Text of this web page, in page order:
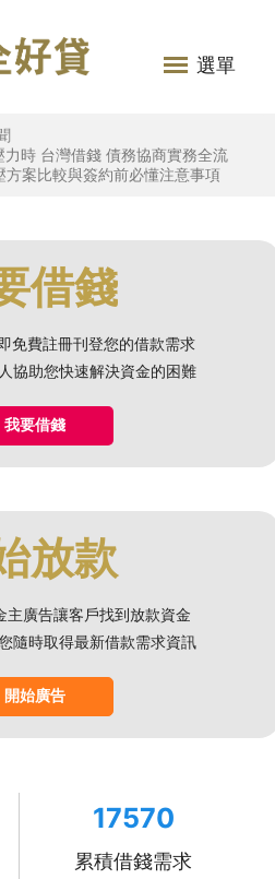
選單
力時 台灣借錢 債務協商實務全流
案比較與簽約前必懂注意事項
借錢
免費註冊刊登您的借款需求
協助您快速解決資金的困難
我要借錢
放款
主廣告讓客戶找到放款資金
隨時取得最新借款需求資訊
開始廣告
17570
累積借錢需求